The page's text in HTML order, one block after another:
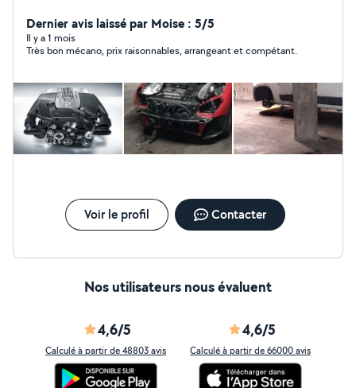
voiture.TIKTOK ( lemecanoducoin )
Dernier avis laissé par Moise : 5/5
Il y a 1 mois
Très bon mécano, prix raisonnables, arrangeant et compétant.
Voir le profil Contacter
Nos utilisateurs nous évaluent
4,6/5
Calculé à partir de 48803 avis
4,6/5
Calculé à partir de 66000 avis